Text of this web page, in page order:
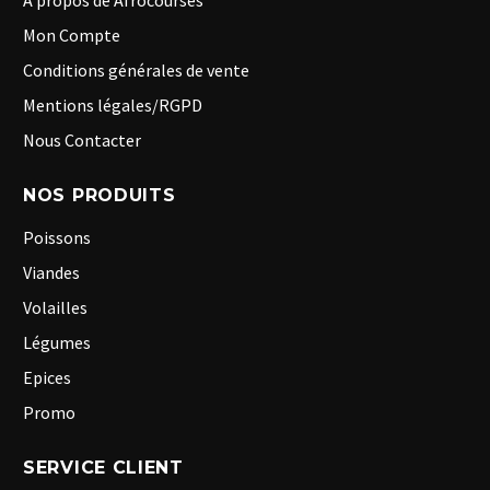
Mon Compte
Conditions générales de vente
Mentions légales/RGPD
Nous Contacter
NOS PRODUITS
Poissons
Viandes
Volailles
Légumes
Epices
Promo
SERVICE CLIENT